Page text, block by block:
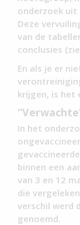
onderzoek uit
Deze
van de
conclusies
En als je er
krijgen, is het
In het
binnen een
van 3 en 12
die
verschil werd
genoemd.